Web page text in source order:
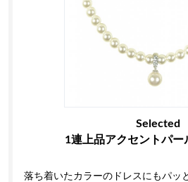
Selected
1連上品アクセントパー
落ち着いたカラーのドレスにもパッ